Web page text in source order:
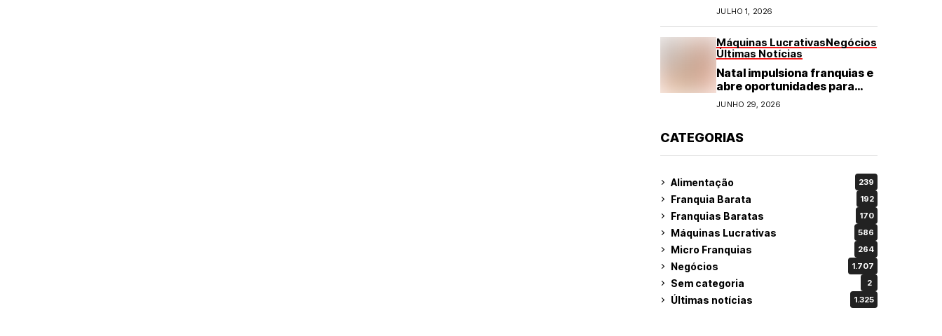
com demanda por refeições
rápidas e de qualidade
JULHO 1, 2026
Máquinas LucrativasNegócios
Últimas Notícias
Natal impulsiona franquias e
abre oportunidades para
diversos segmentos do
JUNHO 29, 2026
CATEGORIAS
Alimentação 239
Franquia Barata 192
Franquias Baratas 170
Máquinas Lucrativas 586
Micro Franquias 264
Negócios 1.707
Sem categoria 2
Últimas notícias 1.325